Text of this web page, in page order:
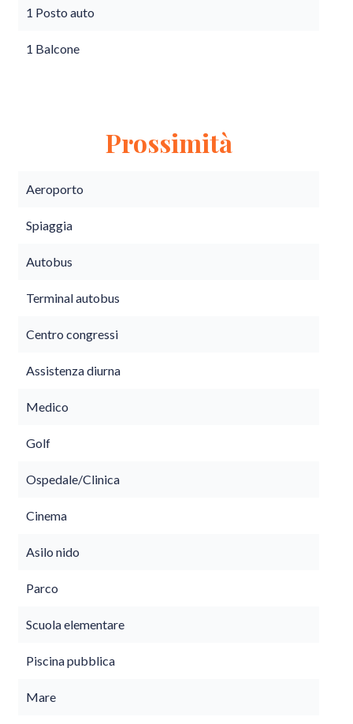
1 Posto auto
1 Balcone
Prossimità
Aeroporto
Spiaggia
Autobus
Terminal autobus
Centro congressi
Assistenza diurna
Medico
Golf
Ospedale/Clinica
Cinema
Asilo nido
Parco
Scuola elementare
Piscina pubblica
Mare